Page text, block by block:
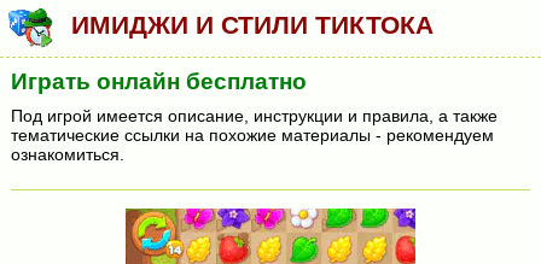
ИМИДЖИ И СТИЛИ ТИКТОКА
Играть онлайн бесплатно
Под игрой имеется описание, инструкции и правила, а также
тематические ссылки на похожие материалы - рекомендуем
ознакомиться.